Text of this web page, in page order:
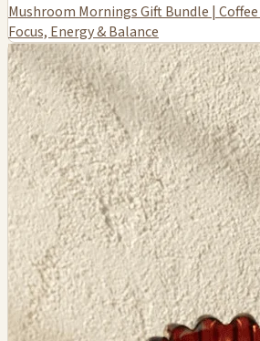
Mushroom Mornings Gift Bundle | Coffee
Focus, Energy & Balance